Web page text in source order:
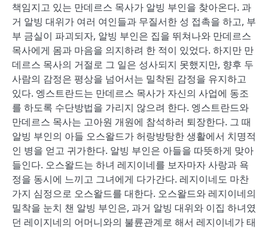
책임지고 있는 만데르스 목사가 알빙 부인을 찾아온다. 과
거 알빙 대위가 여러 여인들과 무질서한 성 접촉을 하고, 부
부 금실이 파괴되자, 알빙 부인은 집을 뛰쳐나와 만데르스
목사에게 몸과 마음을 의지하려 한 적이 있었다. 하지만 만
데르스 목사의 거절로 그 일은 성사되지 못했지만, 향후 두
사람의 감정은 평상을 넘어서는 밀착된 감정을 유지하고
있다. 엥스트란드는 만데르스 목사가 자신의 사업에 동조
를 하도록 수단방법을 가리지 않으려 한다. 엥스트란드와
만데르스 목사는 고아원 개원에 참석하러 퇴장한다. 그 때
알빙 부인의 아들 오스왈드가 허랑방탕한 생활에서 치명적
인 병을 얻고 귀가한다. 알빙 부인은 아들을 따뜻하게 맞아
들인다. 오스왈드는 하녀 레지이네를 보자마자 사랑과 욕
정을 동시에 느끼고 그녀에게 다가간다. 레지이네도 마찬
가지 심정으로 오스왈드를 대한다. 오스왈드와 레지이네의
밀착을 눈치 챈 알빙 부인은, 과거 알빙 대위와 이집 하녀였
던 레이지네의 어머니와의 불륜관계로 해서 레지이네가 태